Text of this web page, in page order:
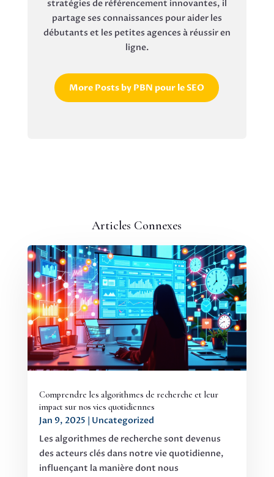
stratégies de référencement innovantes, il
partage ses connaissances pour aider les
débutants et les petites agences à réussir en
ligne.
More Posts by PBN pour le SEO
Articles Connexes
Comprendre les algorithmes de recherche et leur
impact sur nos vies quotidiennes
Jan 9, 2025
Uncategorized
Les algorithmes de recherche sont devenus
des acteurs clés dans notre vie quotidienne,
influençant la manière dont nous